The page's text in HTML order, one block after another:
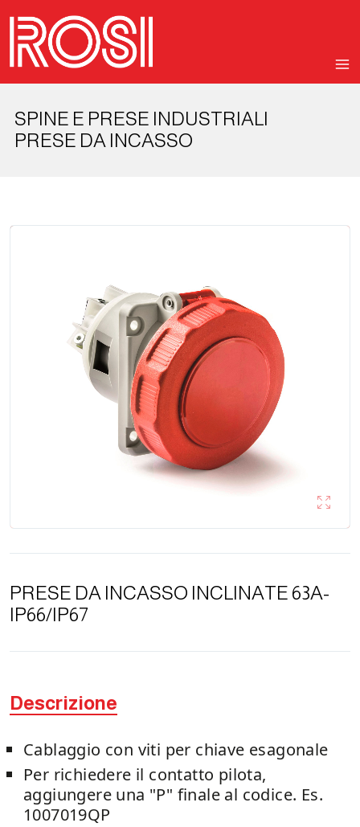
SPINE E PRESE INDUSTRIALI
PRESE DA INCASSO
PRESE DA INCASSO INCLINATE 63A-
IP66/IP67
Descrizione
Cablaggio con viti per chiave esagonale
Per richiedere il contatto pilota,
aggiungere una "P" finale al codice. Es.
1007019QP